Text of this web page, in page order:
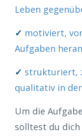
Leben
✓ motiviert,
Aufgaben
✓ strukturiert,
qualitativ in
Um die
solltest du